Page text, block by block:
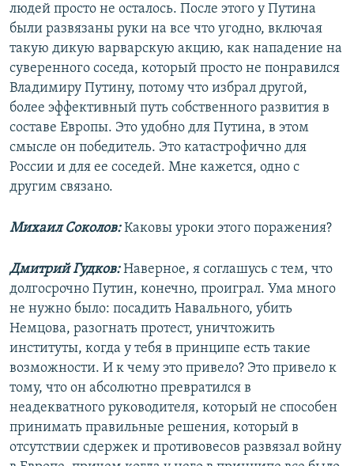
людей просто не осталось. После этого у Путина
были развязаны руки на все что угодно, включая
такую дикую варварскую акцию, как нападение на
суверенного соседа, который просто не понравился
Владимиру Путину, потому что избрал другой,
более эффективный путь собственного развития в
составе Европы. Это удобно для Путина, в этом
смысле он победитель. Это катастрофично для
России и для ее соседей. Мне кажется, одно с
другим связано.
Михаил Соколов:Каковы уроки этого поражения?
Дмитрий Гудков:Наверное, я соглашусь с тем, что
долгосрочно Путин, конечно, проиграл. Ума много
не нужно было: посадить Навального, убить
Немцова, разогнать протест, уничтожить
институты, когда у тебя в принципе есть такие
возможности. И к чему это привело? Это привело к
тому, что он абсолютно превратился в
неадекватного руководителя, который не способен
принимать правильные решения, который в
отсутствии сдержек и противовесов развязал войну